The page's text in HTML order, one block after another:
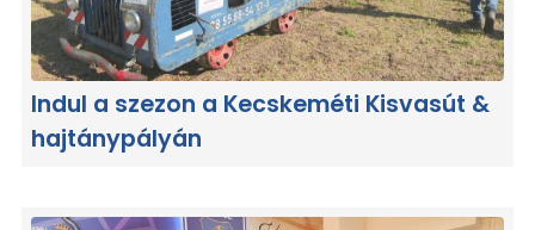
Indul a szezon a Kecskeméti Kisvasút &
hajtánypályán